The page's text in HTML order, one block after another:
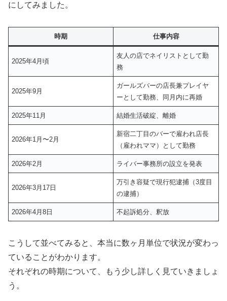
にしてみました。
時期 仕事内容
2025年4月頃
友人の店でネイリストとして勤
務
2025年9月
ガールズバーの店長兼プレイヤ
ーとして勤務、同月内に再婚
2025年11月 結婚生活破綻、離婚
2026年1月〜2月
新宿二丁目のバーで雇われ店長
（雇われママ）として勤務
2026年2月 ライバー事務所の設立を発表
2026年3月17日
万引き容疑で現行犯逮捕（3度目
の逮捕）
2026年4月8日 不起訴処分、釈放
こうして並べてみると、本当に数ヶ月単位で状況が変わっ
ていることがわかります。
それぞれの時期について、もう少し詳しく見ていきましょ
う。